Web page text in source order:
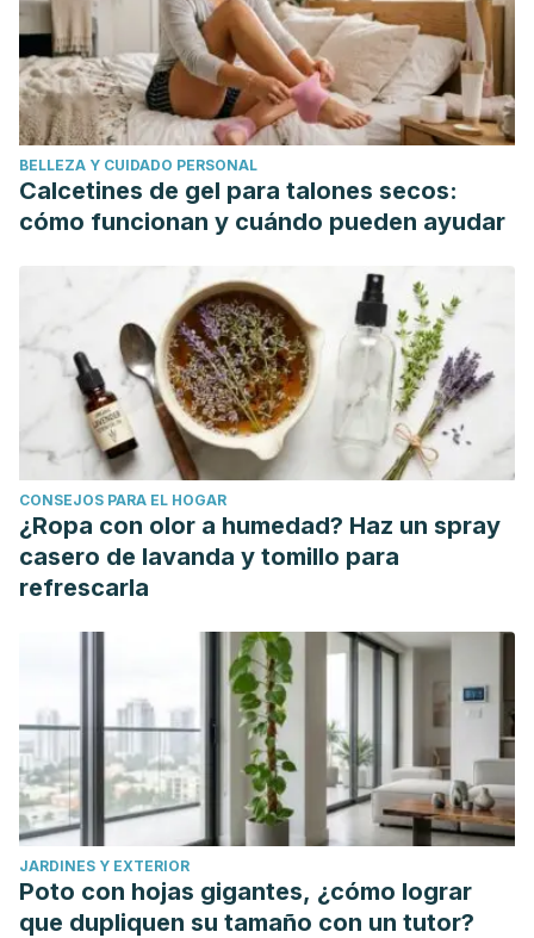
(2009, September). The effects of green tea on weight
loss and weight maintenance: A meta-analysis.International
Journal of Obesity. https://doi.org/10.1038/ijo.2009.135
Itoh, Y., Yasui, T., Okada, A., Tozawa, K., Hayashi, Y., &
Kohri, K. (2005). Preventive effects of green tea on renal
stone formation and the role of oxidative stress in
nephrolithiasis.
Journal of Urology
(1), 271–275.
Kim, S. H., Jun, C. D., Suk, K., Choi, B. J., Lim, H., Park, S., ...
& Shin, T. Y. (2006). Gallic acid inhibits histamine release
and pro-inflammatory cytokine production in mast cells.
Toxicological Sciences,91(1), 123-131.
https://academic.oup.com/toxsci/article/91/1/123/1672576?
login=true
Pervin M, Unno K, Ohishi T, Tanabe H, Miyoshi N,
Nakamura Y. Beneficial Effects of Green Tea Catechins on
Neurodegenerative Diseases.
Molecules
. 2018;23(6):1297.
Published 2018 May 29. doi:10.3390/molecules23061297
A. L., Arriaga-Domínguez, M. P., Salas-Herrera, M. M., Martín
del Campo-Cervantes, J., & Esparza-Ramos, S. B. Influencia
del té verde y del té de jengibre en el rendimiento
deportivo del futbolista Influence of green tea and ginger
tea on the sports performance of the soccer player.
http://portal.amelica.org/ameli/jatsRepo/486/4862106005/
Suzuki Y, Miyoshi N, Isemura M. Health-promoting effects
of green tea.Proc Jpn Acad Ser B Phys Biol Sci
2012;88(3):88–101. doi:10.2183/pjab.88.88
BELLEZA Y CUIDADO PERSONAL
Calcetines de gel para talones secos:
cómo funcionan y cuándo pueden ayudar
CONSEJOS PARA EL HOGAR
¿Ropa con olor a humedad? Haz un spray
casero de lavanda y tomillo para
refrescarla
JARDINES Y EXTERIOR
Poto con hojas gigantes, ¿cómo lograr
que dupliquen su tamaño con un tutor?